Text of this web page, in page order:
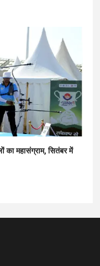
का महासंग्राम, सितंबर में